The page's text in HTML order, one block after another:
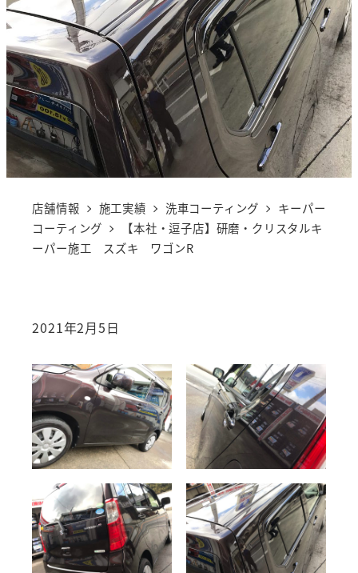
店舗情報 施工実績 洗車コーティング
キーパー
コーティング
【本社・逗子店】研磨・クリスタルキ
ーパー施工 スズキ ワゴンR
2021年2月5日